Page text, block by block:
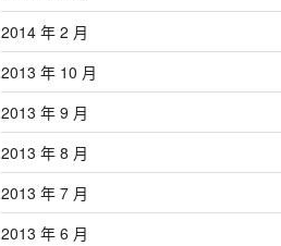
2014 年 2 月
2013 年 10 月
2013 年 9 月
2013 年 8 月
2013 年 7 月
2013 年 6 月